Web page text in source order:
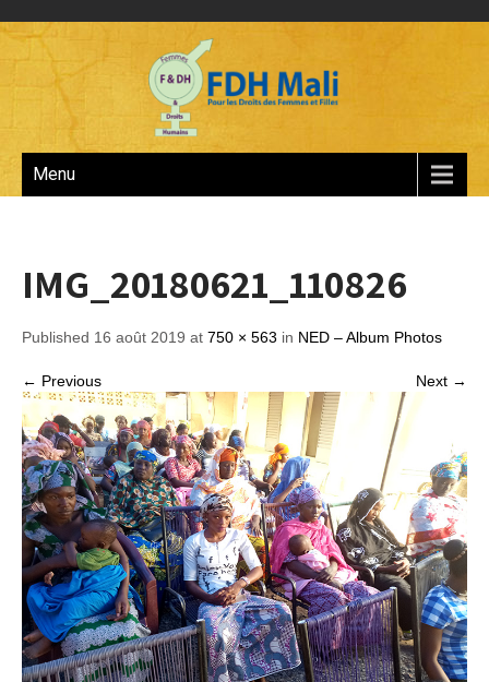
Menu
IMG_20180621_110826
Published 16 août 2019 at 750 × 563 in NED – Album Photos
← Previous Next →